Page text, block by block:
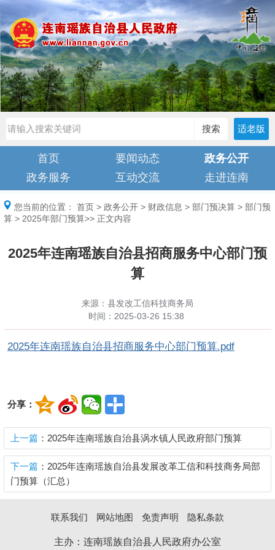
搜索 适老版
首页 要闻动态
政务公开
政务服务
互动交流 走进连南
您当前的位置： 首页 > 政务公开 > 财政信息 > 部门预决算 > 部门预
算 > 2025年部门预算>> 正文内容
2025年连南瑶族自治县招商服务中心部门预
算
来源：县发改工信科技商务局
时间： 2025-03-26 15:38
2025年连南瑶族自治县招商服务中心部门预算.pdf
分享：
上一篇 ：2025年连南瑶族自治县涡水镇人民政府部门预算
下一篇 ：2025年连南瑶族自治县发展改革工信和科技商务局部
门预算（汇总）
联系我们 网站地图 免责声明 隐私条款
主办：连南瑶族自治县人民政府办公室